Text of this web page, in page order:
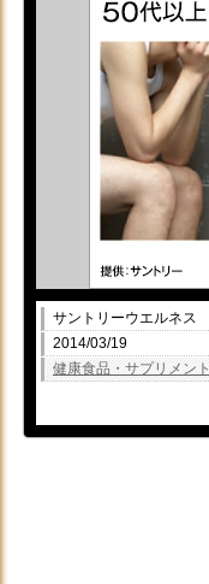
サントリーウエルネス
2014/03/19
健康食品・サプリメント